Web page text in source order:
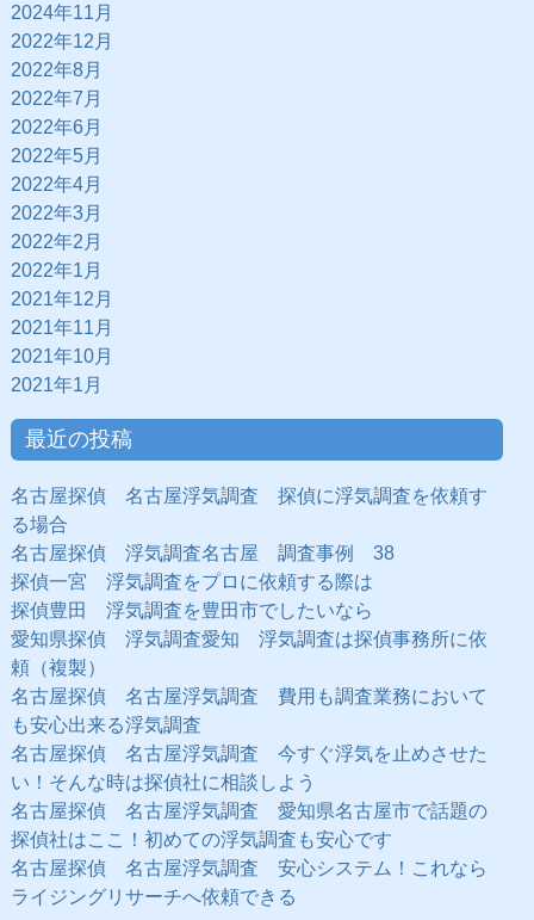
2024年11月
2022年12月
2022年8月
2022年7月
2022年6月
2022年5月
2022年4月
2022年3月
2022年2月
2022年1月
2021年12月
2021年11月
2021年10月
2021年1月
最近の投稿
名古屋探偵 名古屋浮気調査 探偵に浮気調査を依頼す
る場合
名古屋探偵 浮気調査名古屋 調査事例 38
探偵一宮 浮気調査をプロに依頼する際は
探偵豊田 浮気調査を豊田市でしたいなら
愛知県探偵 浮気調査愛知 浮気調査は探偵事務所に依
頼（複製）
名古屋探偵 名古屋浮気調査 費用も調査業務において
も安心出来る浮気調査
名古屋探偵 名古屋浮気調査 今すぐ浮気を止めさせた
い！そんな時は探偵社に相談しよう
名古屋探偵 名古屋浮気調査 愛知県名古屋市で話題の
探偵社はここ！初めての浮気調査も安心です
名古屋探偵 名古屋浮気調査 安心システム！これなら
ライジングリサーチへ依頼できる